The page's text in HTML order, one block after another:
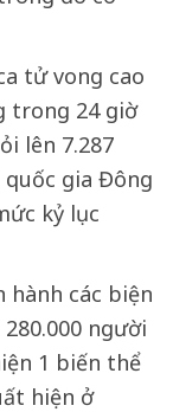
tử vong cao
trong 24 giờ
lên 7.287
gia Đông
kỷ lục
hành các biện
người
1 biến thể
hiện ở